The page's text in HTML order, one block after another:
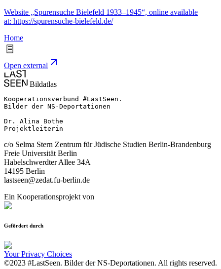
Website „Spurensuche Bielefeld 1933–1945“, online available
at: https://spurensuche-bielefeld.de/
Home
Open external
Bildatlas
Kooperationsverbund #LastSeen.
Bilder der NS-Deportationen
Dr. Alina Bothe
Projektleiterin
c/o Selma Stern Zentrum für Jüdische Studien Berlin-Brandenburg
Freie Universität Berlin
Habelschwerdter Allee 34A
14195 Berlin
lastseen@zedat.fu-berlin.de
Ein Kooperationsprojekt von
Gefördert durch
Your Privacy Choices
©2023 #LastSeen. Bilder der NS-Deportationen. All rights reserved.